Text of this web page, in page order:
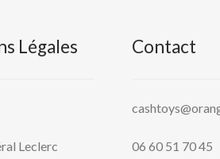
Légales
Leclerc
Contact
06 60 51 70 45